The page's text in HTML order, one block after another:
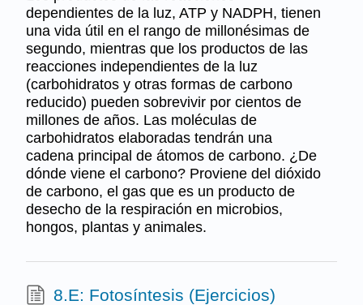
dependientes de la luz, ATP y NADPH, tienen
una vida útil en el rango de millonésimas de
segundo, mientras que los productos de las
reacciones independientes de la luz
(carbohidratos y otras formas de carbono
reducido) pueden sobrevivir por cientos de
millones de años. Las moléculas de
carbohidratos elaboradas tendrán una
cadena principal de átomos de carbono. ¿De
dónde viene el carbono? Proviene del dióxido
de carbono, el gas que es un producto de
desecho de la respiración en microbios,
hongos, plantas y animales.
8.E: Fotosíntesis (Ejercicios)